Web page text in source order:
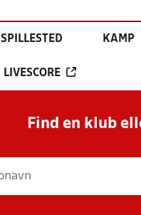
SPILLESTED KAMP
LIVESCORE
Find en klub